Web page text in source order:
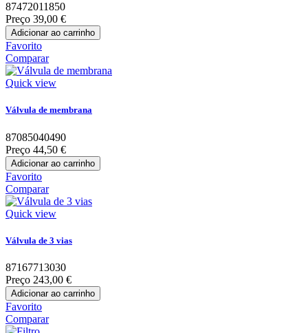
87472011850
Preço 39,00 €
Adicionar ao carrinho
Favorito
Comparar
Quick view
Válvula de membrana
87085040490
Preço 44,50 €
Adicionar ao carrinho
Favorito
Comparar
Quick view
Válvula de 3 vias
87167713030
Preço 243,00 €
Adicionar ao carrinho
Favorito
Comparar